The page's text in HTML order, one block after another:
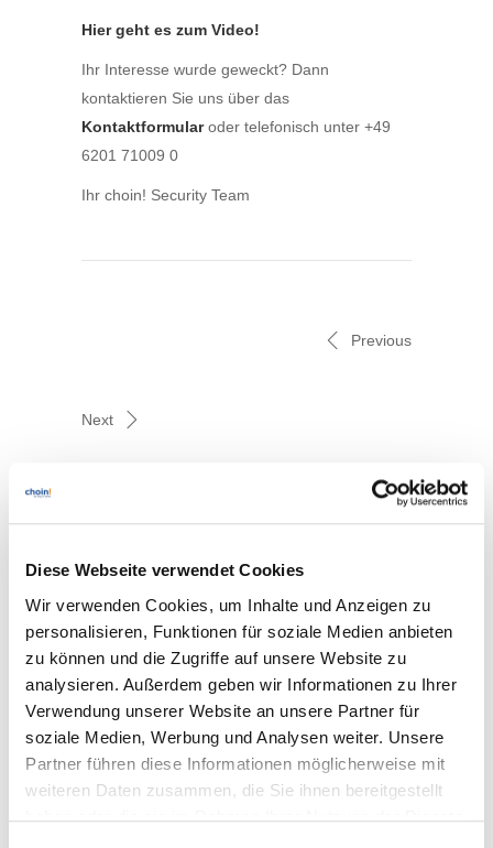
Diese Webseite verwendet Cookies
Wir verwenden Cookies, um Inhalte und Anzeigen zu
personalisieren, Funktionen für soziale Medien anbieten
zu können und die Zugriffe auf unsere Website zu
analysieren. Außerdem geben wir Informationen zu Ihrer
Verwendung unserer Website an unsere Partner für
soziale Medien, Werbung und Analysen weiter. Unsere
Partner führen diese Informationen möglicherweise mit
weiteren Daten zusammen, die Sie ihnen bereitgestellt
haben oder die sie im Rahmen Ihrer Nutzung der Dienste
Hier geht es zum Video!
Ihr Interesse wurde geweckt? Dann
kontaktieren Sie uns über das
Kontaktformularoder telefonisch unter +49
6201 71009 0
Ihr choin! Security Team
Previous
Next
Related posts
Webinar: Q3 ’26 – Top-Cyber-Angriffe des
Quartals“
10. Juli 2026